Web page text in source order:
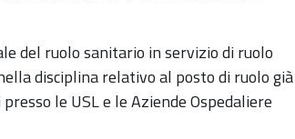
del ruolo sanitario in servizio di ruolo
disciplina relativo al posto di ruolo già
le USL e le Aziende Ospedaliere